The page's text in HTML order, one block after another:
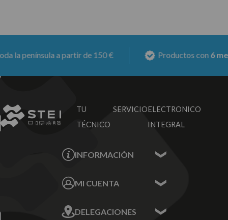
a partir de 150 € Productos con6 meses
TU SERVICIO
TÉCNICO
ELECTRONICO
INTEGRAL
INFORMACIÓN
Sobre nosotros
MI CUENTA
Mis Direcciones
DELEGACIONES